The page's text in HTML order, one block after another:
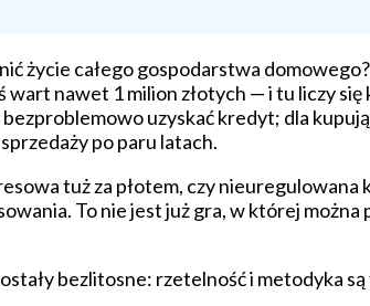
życie całego gospodarstwa
nawet 1 milion złotych — i tu liczy się
bezproblemowo uzyskać kredyt; dla
po paru latach.
tuż za płotem, czy nieuregulowana
To nie jest już gra, w której można
bezlitosne: rzetelność i metodyka